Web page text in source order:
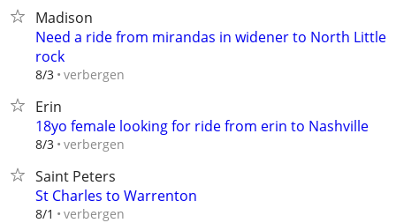
Madison
Need a ride from mirandas in widener to North Little
rock
8/3 verbergen
Erin
18yo female looking for ride from erin to Nashville
8/3 verbergen
Saint Peters
St Charles to Warrenton
8/1 verbergen